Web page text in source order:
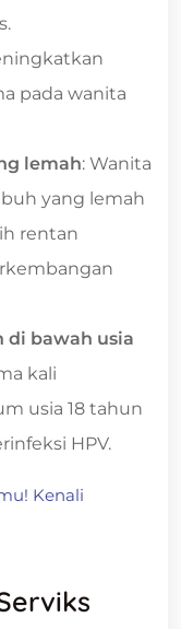
pada wanita
lemah: Wanita
yang lemah
rentan
di bawah usia
kali
usia 18 tahun
HPV.
Kenali